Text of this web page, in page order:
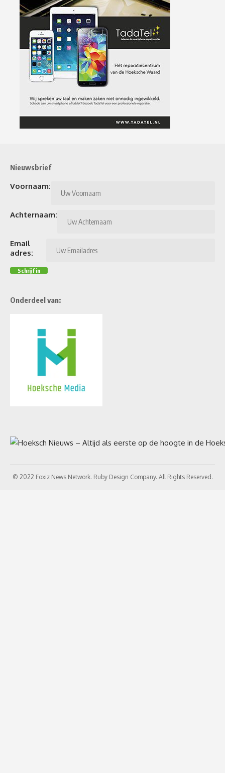
Nieuwsbrief
Voornaam:
Achternaam:
Email
adres:
Onderdeel van:
© 2022 Foxiz News Network. Ruby Design Company. All Rights Reserved.